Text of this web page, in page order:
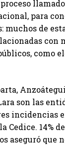
para
muchos de
con
como
son las
incidencias
Cedice. 14%
aseguró que